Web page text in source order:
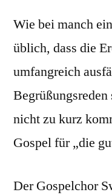
Wie bei manch
üblich, dass die
umfangreich
nicht zu kurz
Gospel für „die
Der Gospelchor